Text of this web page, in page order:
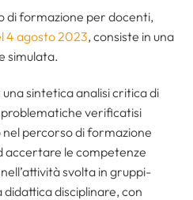
di formazione per docenti,
4 agosto 2023, consiste in una
simulata.
sintetica analisi critica di
problematiche verificatisi
percorso di formazione
accertare le competenze
svolta in gruppi-
didattica disciplinare, con